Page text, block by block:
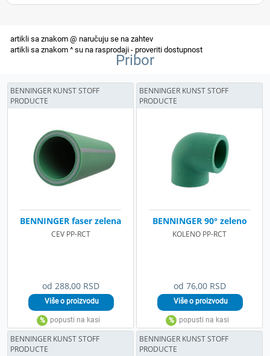
Pribor
od 288,00 RSD
BENNINGER faser zelena
CEV PP-RCT
BENNINGER KUNST STOFF
PRODUCTE
od 76,00 RSD
BENNINGER 90° zeleno
KOLENO PP-RCT
BENNINGER KUNST STOFF
PRODUCTE
BENNINGER KUNST STOFF
PRODUCTE
BENNINGER KUNST STOFF
PRODUCTE